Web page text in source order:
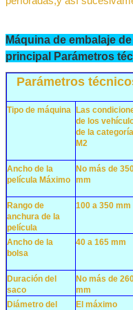
Máquina de embalaje
principal Parámetros
Parámetros
Tipo de máquina
Las
de los
de la categoría
M2
Ancho de la
película Máximo
No más de
mm
Rango de
anchura de la
película
100 a 350 mm
Ancho de la
bolsa
40 a 165 mm
Duración del
saco
No más de
mm
Diámetro del
El máximo